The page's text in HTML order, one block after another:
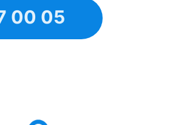
00 05